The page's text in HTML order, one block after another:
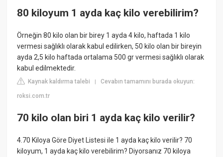
80 kiloyum 1 ayda kaç kilo verebilirim?
Örneğin 80 kilo olan bir birey 1 ayda 4 kilo, haftada 1 kilo
vermesi sağlıklı olarak kabul edilirken, 50 kilo olan bir bireyin
ayda 2,5 kilo haftada ortalama 500 gr vermesi sağlıklı olarak
kabul edilmektedir.
Kaynak kaldırma talebi |Cevabın tamamını burada okuyun:
roksi.com.tr
70 kilo olan biri 1 ayda kaç kilo verilir?
4.70 Kiloya Göre Diyet Listesi ile 1 ayda kaç kilo verilir? 70
kiloyum, 1 ayda kaç kilo verebilirim? Diyorsanız 70 kiloya